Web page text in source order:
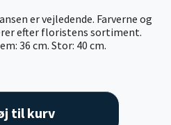
er vejledende. Farverne og
efter floristens sortiment.
36 cm. Stor: 40 cm.
til kurv